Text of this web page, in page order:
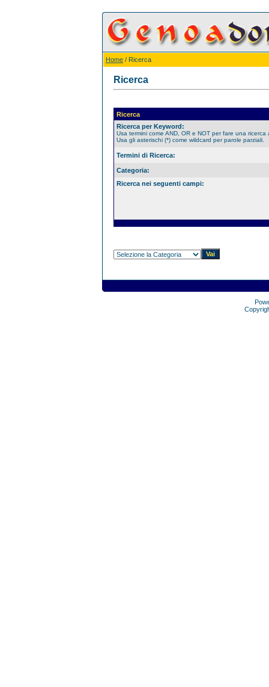
Home / Ricerca
Ricerca
Ricerca
Ricerca per Keyword:
Usa termini come AND, OR e NOT per fare una ricerca
Usa gli asterischi (*) come wildcard per parole parziali.
Termini di Ricerca:
Categoria:
Ricerca nei seguenti campi: